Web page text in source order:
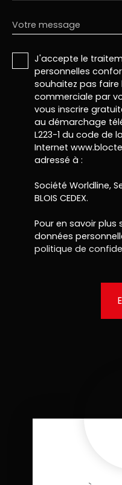
Votre message
J'accepte le
personnelles
souhaitez pas
commerciale par
vous inscrire
au démarchage
L223-1 du code de
Internet
adressé à :
Société Worldline,
BLOIS CEDEX.
Pour en savoir
données
politique de